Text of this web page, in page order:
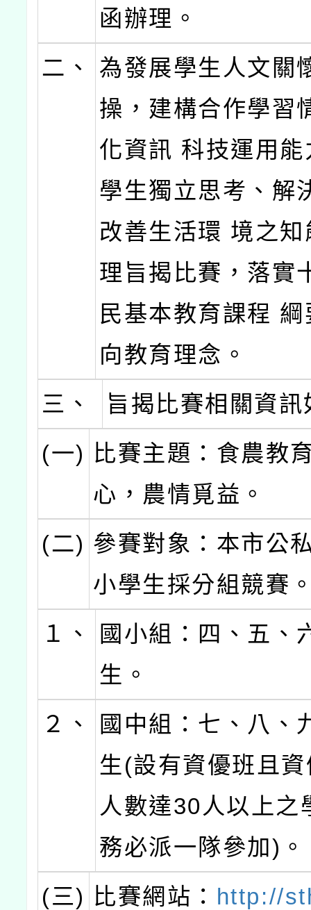
函辦理。
二、
為發展學生人文關
操，建構合作學習
化資訊 科技運用
學生獨立思考、解
改善生活環 境之
理旨揭比賽，落實
民基本教育課程
向教育理念。
三、
旨揭比賽相關資訊
(一) 比賽主題：食農教
心，農情覓益。
(二) 參賽對象：本市公
小學生採分組競賽
１、
國小組：四、五、
生。
２、
國中組：七、八、
生(設有資優班且
人數達30人以上之
務必派一隊參加)。
(三) 比賽網站： http://